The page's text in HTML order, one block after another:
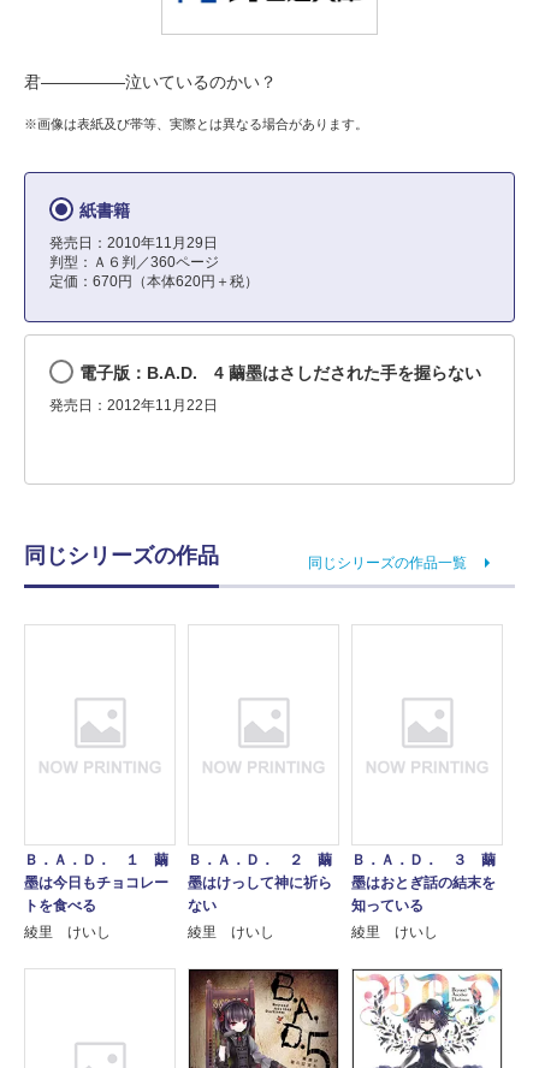
君―――――泣いているのかい？
※画像は表紙及び帯等、実際とは異なる場合があります。
紙書籍
発売日：2010年11月29日
判型：Ａ６判／360ページ
定価：670円（本体620円＋税）
電子版：B.A.D. 4 繭墨はさしだされた手を握らない
発売日：2012年11月22日
同じシリーズの作品 同じシリーズの作品一覧
Ｂ．Ａ．Ｄ． １ 繭
墨は今日もチョコレー
トを食べる
綾里 けいし
Ｂ．Ａ．Ｄ． ２ 繭
墨はけっして神に祈ら
ない
綾里 けいし
Ｂ．Ａ．Ｄ． ３ 繭
墨はおとぎ話の結末を
知っている
綾里 けいし